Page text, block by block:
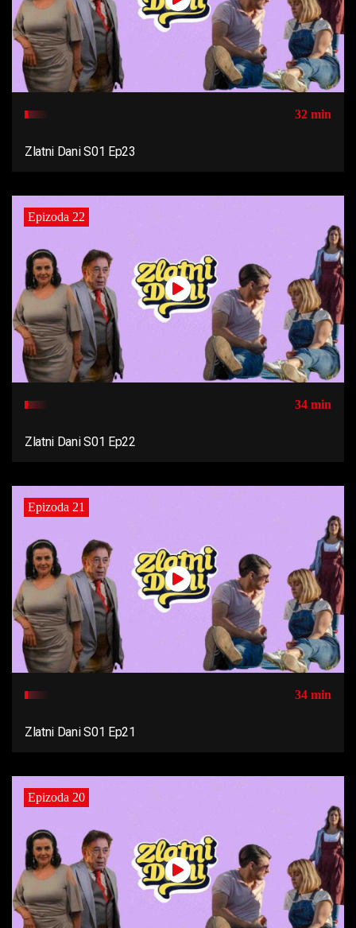
32 min
Zlatni Dani S01 Ep23
Epizoda 22
34 min
Zlatni Dani S01 Ep22
Epizoda 21
34 min
Zlatni Dani S01 Ep21
Epizoda 20